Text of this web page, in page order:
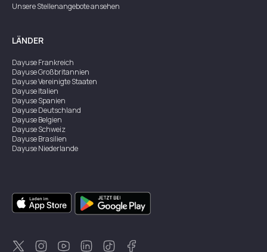
Unsere Stellenangebote ansehen
LÄNDER
DayuseFrankreich
DayuseGroßbritannien
DayuseVereinigte Staaten
DayuseItalien
DayuseSpanien
DayuseDeutschland
DayuseBelgien
DayuseSchweiz
DayuseBrasilien
DayuseNiederlande
DayuseKanada
DayuseSingapur
DayuseZweden
DayuseKorea